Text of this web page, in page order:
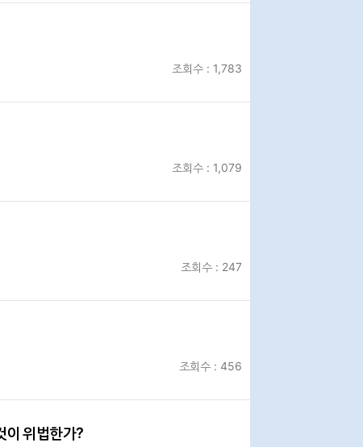
조회수 : 1,783
조회수 : 1,079
조회수 : 247
조회수 : 456
이 위법한가?